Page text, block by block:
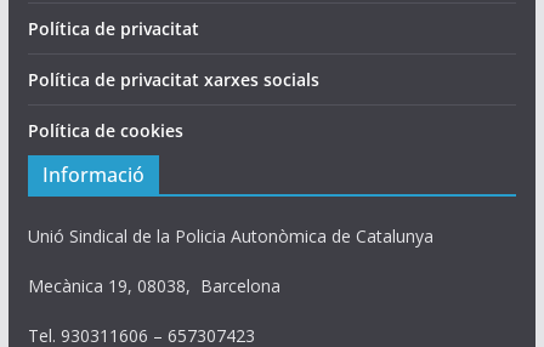
Política de privacitat
Política de privacitat xarxes socials
Política de cookies
Informació
Unió Sindical de la Policia Autonòmica de Catalunya
Mecànica 19, 08038, Barcelona
Tel. 930311606 – 657307423